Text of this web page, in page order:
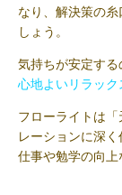
なり、解決策の
しょう。
気持ちが安定する
心地よいリラック
フローライトは
レーションに深く
仕事や勉学の向上